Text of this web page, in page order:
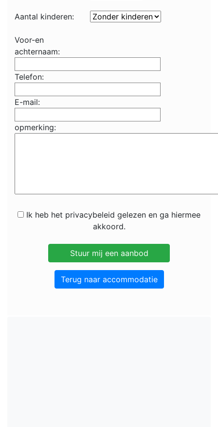
Aantal kinderen:
Voor-en
achternaam:
Telefon:
E-mail:
opmerking:
Ik heb het privacybeleid gelezen en ga hiermee
akkoord.
Terug naar accommodatie